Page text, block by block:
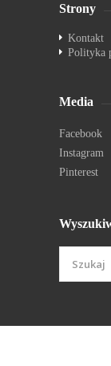
Strony
Kontakt
Polityka
Media
Facebook
Instagram
Pinterest